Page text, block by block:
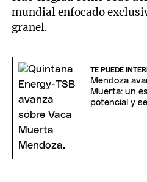
mundial enfocado
granel.
TE PUEDE
Mendoza
Muerta: un
potencial y